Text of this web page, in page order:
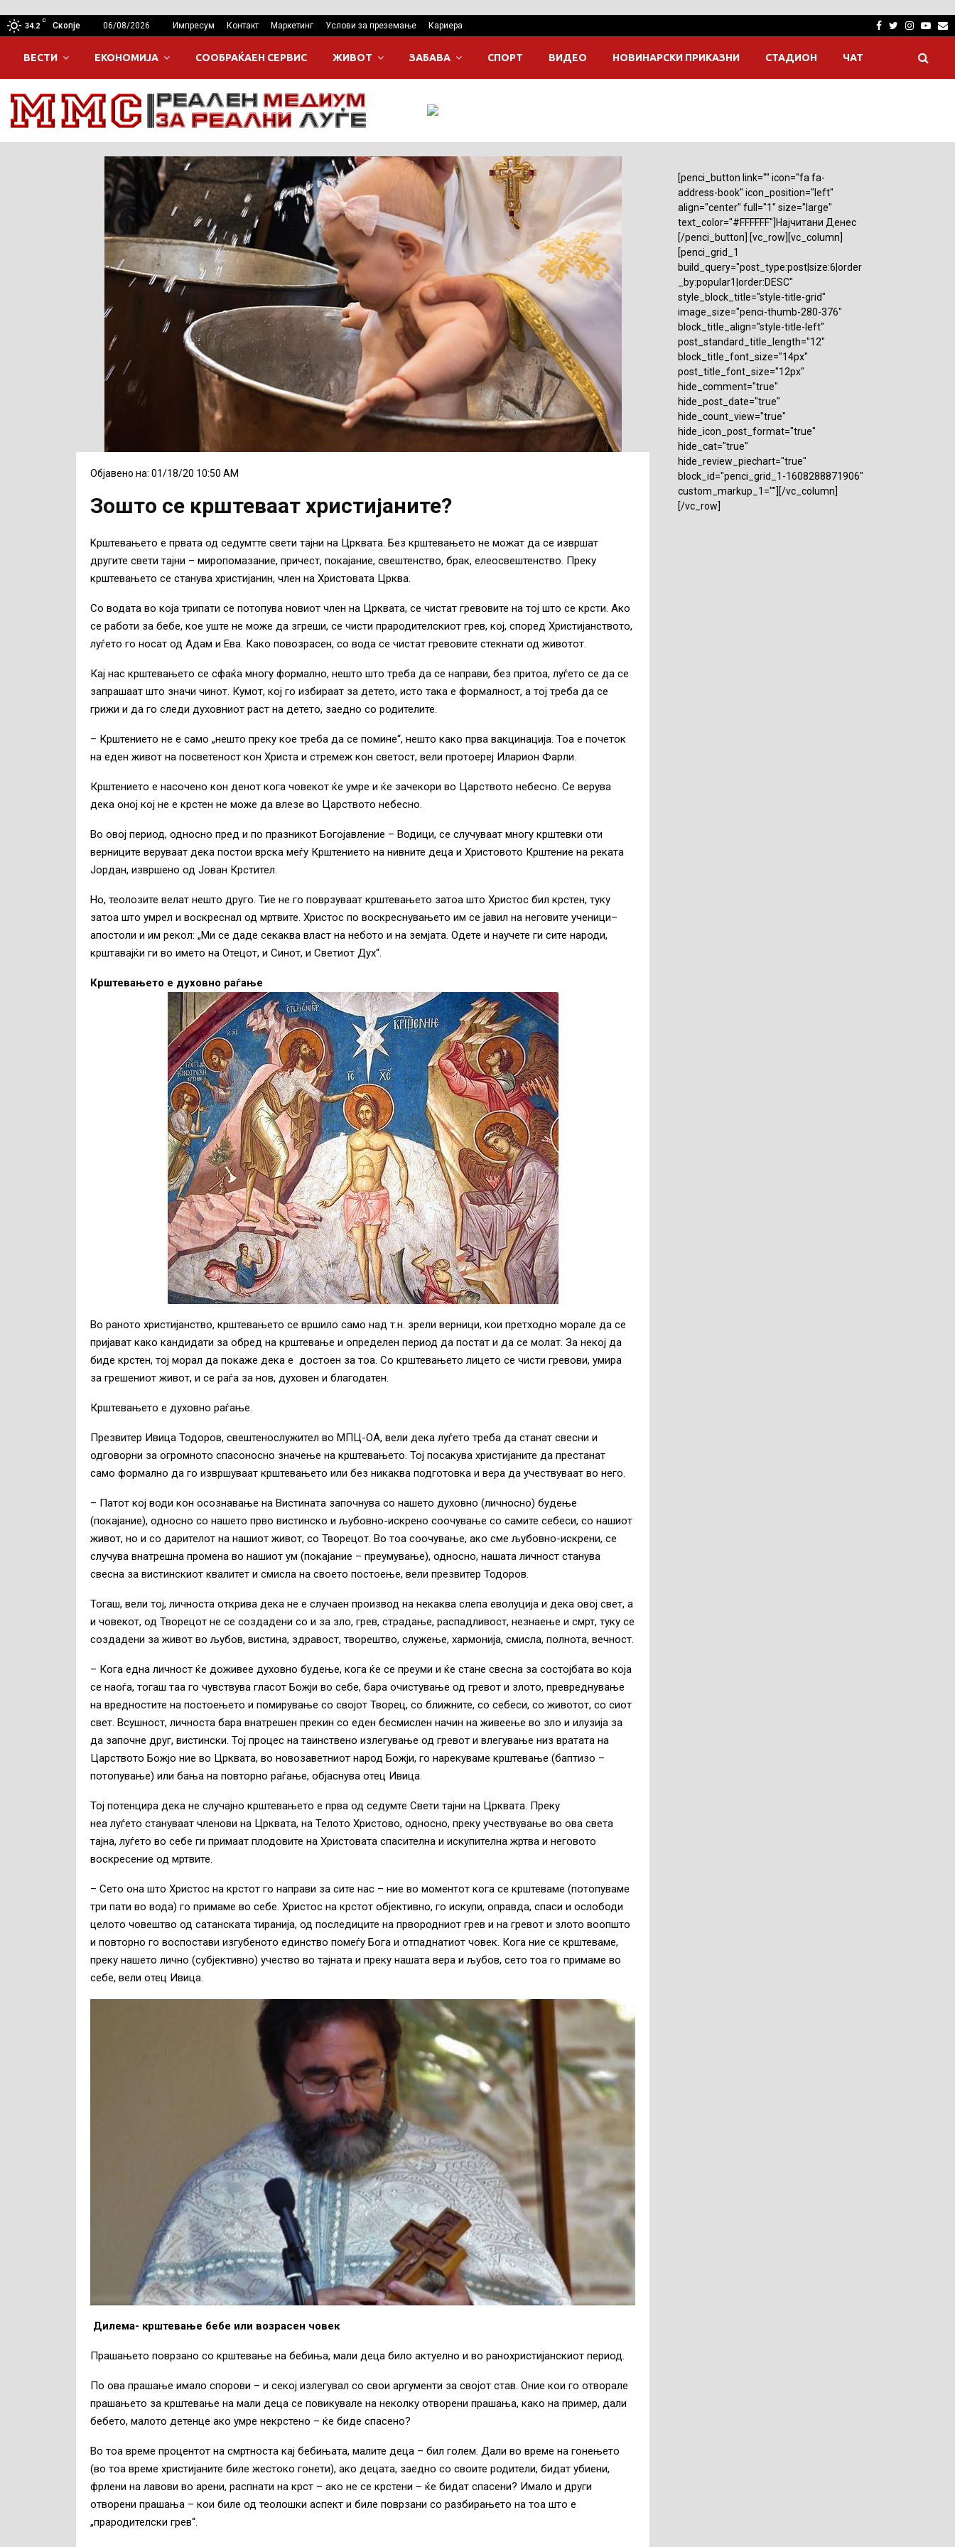
34.2
C
Скопје 06/08/2026 Импресум Контакт Маркетинг Услови за преземање Кариера Facebook
Twitter
ВЕСТИ ЕКОНОМИЈА СООБРАЌАЕН СЕРВИС ЖИВОТ ЗАБАВА СПОРТ ВИДЕО НОВИНАРСКИ ПРИКАЗНИ СТАДИОН ЧАТ
Објавено на: 01/18/20 10:50 AM
Зошто се крштеваат христијаните?
Kрштевањето е првата од седумтте свети тајни на Црквата. Без крштевањето не можат да се извршат
другите свети тајни – миропомазание, причест, покајание, свештенство, брак, елеосвештенство. Преку
крштевањето се станува христијанин, член на Христовата Црква.
Со водата во која трипати се потопува новиот член на Црквата, се чистат гревовите на тој што се крсти. Ако
се работи за бебе, кое уште не може да згреши, се чисти прародителскиот грев, кој, според Христијанството,
луѓето го носат од Адам и Ева. Како повозрасен, со вода се чистат гревовите стекнати од животот.
Кај нас крштевањето се сфаќа многу формално, нешто што треба да се направи, без притоа, луѓето се да се
запрашаат што значи чинот. Кумот, кој го избираат за детето, исто така е формалност, а тој треба да се
грижи и да го следи духовниот раст на детето, заедно со родителите.
– Крштението не е само „нешто преку кое треба да се помине“, нешто како прва вакцинација. Тоа е почеток
на еден живот на посветеност кон Христа и стремеж кон светост, вели протоереј Иларион Фарли.
Крштението е насочено кон денот кога човекот ќе умре и ќе зачекори во Царството небесно. Се верува
дека оној кој не е крстен не може да влезе во Царството небесно.
Во овој период, односно пред и по празникот Богојавление – Водици, се случуваат многу крштевки оти
верниците веруваат дека постои врска меѓу Крштението на нивните деца и Христовото Крштение на реката
Јордан, извршено од Јован Крстител.
Но, теолозите велат нешто друго. Тие не го поврзуваат крштевањето затоа што Христос бил крстен, туку
затоа што умрел и воскреснал од мртвите. Христос по воскреснувањето им се јавил на неговите ученици–
апостоли и им рекол: „Ми се даде секаква власт на небото и на земјата. Одете и научете ги сите народи,
крштавајќи ги во името на Отецот, и Синот, и Светиот Дух“.
Крштевањето е духовно раѓање
Во раното христијанство, крштевањето се вршило само над т.н. зрели верници, кои претходно морале да се
пријават како кандидати за обред на крштевање и определен период да постат и да се молат. За некој да
биде крстен, тој морал да покаже дека е достоен за тоа. Со крштевањето лицето се чисти гревови, умира
за грешениот живот, и се раѓа за нов, духовен и блaгодатен.
Крштевањето е духовно раѓање.
Презвитер Ивица Тодоров, свештенослужител во МПЦ-ОА, вели дека луѓето треба да станат свесни и
одговорни за огромното спасоносно значење на крштевањето. Тој посакува христијаните да престанат
само формално да го извршуваат крштевањето или без никаква подготовка и вера да учествуваат во него.
– Патот кој води кон осознавање на Вистината започнува со нашето духовно (личносно) будење
(покајание), односно со нашето прво вистинско и љубовно-искрено соочување со самите себеси, со нашиот
живот, но и со дарителот на нашиот живот, со Творецот. Во тоа соочување, ако сме љубовно-искрени, се
случува внатрешна промена во нашиот ум (покајание – преумување), односно, нашата личност станува
свесна за вистинскиот квалитет и смисла на своето постоење, вели презвитер Тодоров.
Тогаш, вели тој, личноста открива дека не е случаен производ на некаква слепа еволуција и дека овој свет, а
и човекот, од Творецот не се создадени со и за зло, грев, страдање, распадливост, незнаење и смрт, туку се
создадени за живот во љубов, вистина, здравост, творештво, служење, хармонија, смисла, полнота, вечност.
– Кога една личност ќе доживее духовно будење, кога ќе се преуми и ќе стане свесна за состојбата во која
се наоѓа, тогаш таа го чувствува гласот Божји во себе, бара очистување од гревот и злото, превреднување
на вредностите на постоењето и помирување со својот Творец, со ближните, со себеси, со животот, со сиот
свет. Всушност, личноста бара внатрешен прекин со еден бесмислен начин на живеење во зло и илузија за
да започне друг, вистински. Тој процес на таинствено излегување од гревот и влегување низ вратата на
Царството Божјо ние во Црквата, во новозаветниот народ Божји, го нарекуваме крштевање (баптизо –
потопување) или бања на повторно раѓање, објаснува отец Ивица.
Тој потенцира дека не случајно крштевањето е прва од седумте Свети тајни на Црквата. Преку
неа луѓето стануваат членови на Црквата, на Телото Христово, односно, преку учествување во ова света
тајна, луѓето во себе ги примаат плодовите на Христовата спасителна и искупителна жртва и неговото
воскресение од мртвите.
– Сето она што Христос на крстот го направи за сите нас – ние во моментот кога се крштеваме (потопуваме
три пати во вода) го примаме во себе. Христос на крстот објективно, го искупи, оправда, спаси и ослободи
целото човештво од сатанската тиранија, од последиците на првородниот грев и на гревот и злото воопшто
и повторно го воспостави изгубеното единство помеѓу Бога и отпаднатиот човек. Кога ние се крштеваме,
преку нашето лично (субјективно) учество во тајната и преку нашата вера и љубов, сето тоа го примаме во
себе, вели отец Ивица.
Дилема- крштевање бебе или возрасен човек
Прашањето поврзано со крштевање на бебиња, мали деца било актуелно и во ранохристијанскиот период.
По ова прашање имало спорови – и секој излегувал со свои аргументи за својот став. Оние кои го отворале
прашањето за крштевање на мали деца се повикувале на неколку отворени прашања, како на пример, дали
бебето, малото детенце ако умре некрстено – ќе биде спасено?
Во тоа време процентот на смртноста кај бебињата, малите деца – бил голем. Дали во време на гонењето
(во тоа време христијаните биле жестоко гонети), ако децата, заедно со своите родители, бидат убиени,
фрлени на лавови во арени, распнати на крст – ако не се крстени – ќе бидат спасени? Имало и други
отворени прашања – кои биле од теолошки аспект и биле поврзани со разбирањето на тоа што е
„прародителски грев“.
[penci_button link="" icon="fa fa-
address-book" icon_position="left"
align="center" full="1" size="large"
text_color="#FFFFFF"]Најчитани Денес
[/penci_button] [vc_row][vc_column]
[penci_grid_1
build_query="post_type:post|size:6|order
_by:popular1|order:DESC"
style_block_title="style-title-grid"
image_size="penci-thumb-280-376"
block_title_align="style-title-left"
post_standard_title_length="12"
block_title_font_size="14px"
post_title_font_size="12px"
hide_comment="true"
hide_post_date="true"
hide_count_view="true"
hide_icon_post_format="true"
hide_cat="true"
hide_review_piechart="true"
block_id="penci_grid_1-1608288871906"
custom_markup_1=""][/vc_column]
[/vc_row]